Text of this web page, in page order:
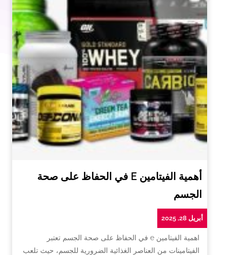
أهمية الفيتامين E في الحفاظ على صحة
الجسم
أبريل 28, 2025
اهمية الفيتامين e في الحفاظ على صحة الجسم تعتبر
الفيتامينات من العناصر الغذائية الضرورية للجسم، حيث تلعب